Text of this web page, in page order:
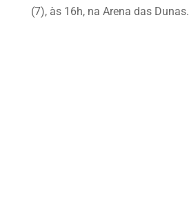
(7), às 16h, na Arena das Dunas.